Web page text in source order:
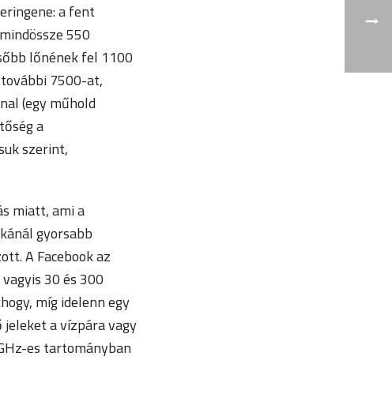
a fent
550
lőnének fel 1100
7500-at,
(egy műhold
a
szerint,
miatt, ami a
gyorsabb
A Facebook az
30 és 300
míg idelenn egy
a vízpára vagy
es tartományban